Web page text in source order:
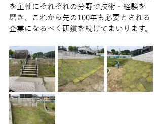
を主軸にそれぞれの分野で技術・経験を
磨き、これから先の100年も必要とされる
企業になるべく研鑽を続けてまいります。